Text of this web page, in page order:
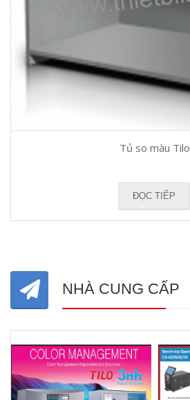
Tủ so màu Tilo
ĐỌC TIẾP
NHÀ CUNG CẤP